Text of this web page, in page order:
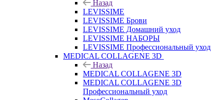
Назад
LEVISSIME
LEVISSIME Брови
LEVISSIME Домашний уход
LEVISSIME НАБОРЫ
LEVISSIME Профессиональный уход
MEDICAL COLLAGENE 3D
Назад
MEDICAL COLLAGENE 3D
MEDICAL COLLAGENE 3D
Профессиональный уход